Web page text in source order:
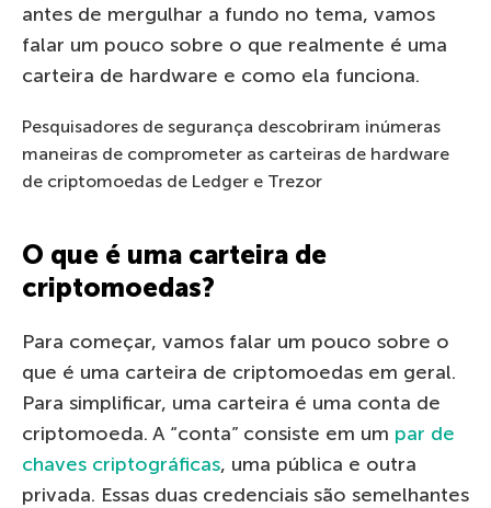
antes de mergulhar a fundo no tema, vamos
falar um pouco sobre o que realmente é uma
carteira de hardware e como ela funciona.
Pesquisadores de segurança descobriram inúmeras
maneiras de comprometer as carteiras de hardware
de criptomoedas de Ledger e Trezor
O que é uma carteira de
criptomoedas?
Para começar, vamos falar um pouco sobre o
que é uma carteira de criptomoedas em geral.
Para simplificar, uma carteira é uma conta de
criptomoeda. A “conta” consiste em um par de
chaves criptográficas, uma pública e outra
privada. Essas duas credenciais são semelhantes